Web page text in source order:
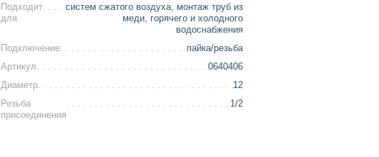
Подходит
для
систем сжатого воздуха, монтаж труб из
меди, горячего и холодного
водоснабжения
Подключение
пайка/резьба
Артикул
0640406
Диаметр
12
Резьба
присоединения
1/2